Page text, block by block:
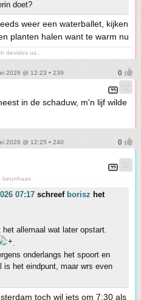
doet?
weer een waterballet, kijken
planten halen want te warm nu
devides us..
2026 @ 12:23 • 239
in de schaduw, m'n lijf wilde
2026 @ 12:25 • 240
beunhaas
07:17 schreef borisz het
allemaal wat later opstart.
.
onderlangs het spoort en
is het eindpunt, maar wrs even
toch wil iets om 7:30 als